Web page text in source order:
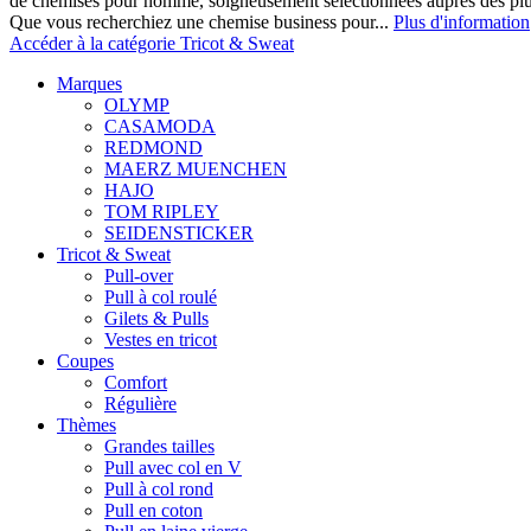
Que vous recherchiez une chemise business pour... Plus d'information
Accéder à la catégorie Tricot & Sweat
Marques
OLYMP
CASAMODA
REDMOND
MAERZ MUENCHEN
HAJO
TOM RIPLEY
SEIDENSTICKER
Tricot & Sweat
Pull-over
Pull à col roulé
Gilets & Pulls
Vestes en tricot
Coupes
Comfort
Régulière
Thèmes
Grandes tailles
Pull avec col en V
Pull à col rond
Pull en coton